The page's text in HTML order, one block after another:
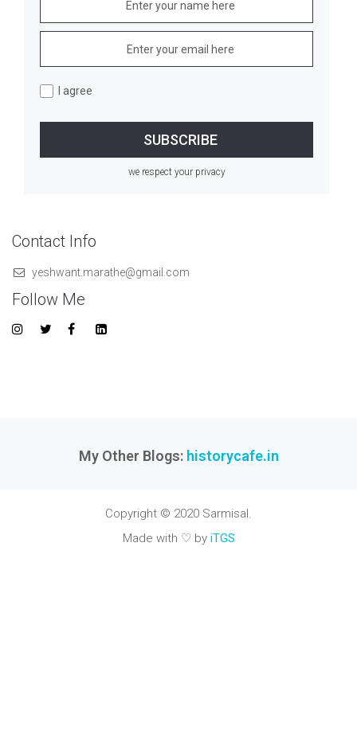
I agree
we respect your privacy
Contact Info
yeshwant.marathe@gmail.com
Follow Me
My Other Blogs: historycafe.in
Copyright © 2020 Sarmisal.
Made with ♡ by iTGS